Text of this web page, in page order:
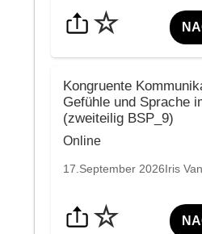
☆
Kongruente
Gefühle und Sprache
(zweiteilig BSP_9)
Online
17.September 2026Iris
☆